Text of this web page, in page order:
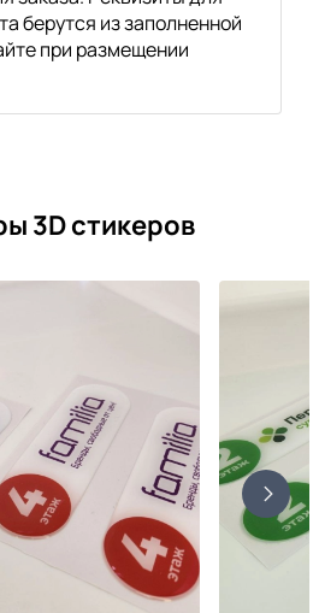
берутся из заполненной
при размещении
3D стикеров